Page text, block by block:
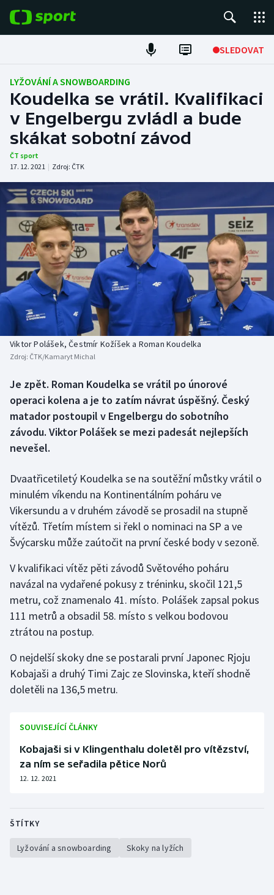
SLEDOVAT
Fotbal
Hokej
Tenis
Atletika
Cyklistika
DALŠÍ SPORTY
Americký fotbal
Baseball a softbal
Basketbal
Biatlon
Box
Curling
Florbal
Futsal
Golf
Gymnastika
Házená
Jezdectví
Judo
Krasobruslení
Lezení
Lyže a snowboard
Moderní pětiboj
Olympijské hry
NEPŘEHLÉDNĚTE
Soutěže
Historické návraty
Aplikace ČT sport
LYŽOVÁNÍ A SNOWBOARDING
Koudelka se vrátil. Kvalifikaci
v Engelbergu zvládl a bude
skákat sobotní závod
ČT sport
17. 12. 2021 | Zdroj: ČTK
Viktor Polášek, Čestmír Kožíšek a Roman Koudelka
Zdroj: ČTK/Kamaryt Michal
Je zpět. Roman Koudelka se vrátil po únorové
operaci kolena a je to zatím návrat úspěšný. Český
matador postoupil v Engelbergu do sobotního
závodu. Viktor Polášek se mezi padesát nejlepších
nevešel.
Dvaatřicetiletý Koudelka se na soutěžní můstky vrátil o
minulém víkendu na Kontinentálním poháru ve
Vikersundu a v druhém závodě se prosadil na stupně
vítězů. Třetím místem si řekl o nominaci na SP a ve
Švýcarsku může zaútočit na první české body v sezoně.
V kvalifikaci vítěz pěti závodů Světového poháru
navázal na vydařené pokusy z tréninku, skočil 121,5
metru, což znamenalo 41. místo. Polášek zapsal pokus
111 metrů a obsadil 58. místo s velkou bodovou
ztrátou na postup.
O nejdelší skoky dne se postarali první Japonec Rjoju
Kobajaši a druhý Timi Zajc ze Slovinska, kteří shodně
doletěli na 136,5 metru.
SOUVISEJÍCÍ ČLÁNKY
Kobajaši si v Klingenthalu doletěl pro vítězství,
za ním se seřadila pětice Norů
12. 12. 2021
ŠTÍTKY
Lyžování a snowboarding Skoky na lyžích